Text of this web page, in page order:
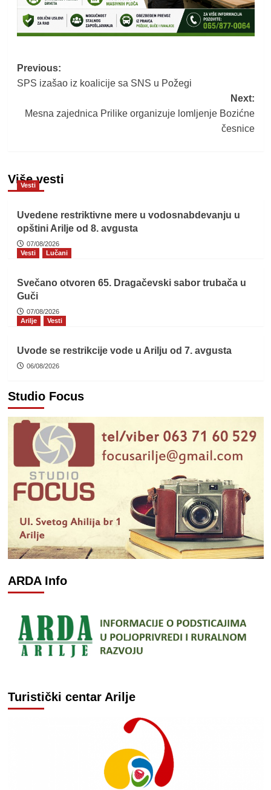
Post
navigation
Previous:
SPS izašao iz koalicije sa SNS u Požegi
Next:
Mesna zajednica Prilike organizuje lomljenje Bozićne
česnice
Više vesti
Vesti
Uvedene restriktivne mere u vodosnabdevanju u
opštini Arilje od 8. avgusta
07/08/2026
Vesti
Lučani
Svečano otvoren 65. Dragačevski sabor trubača u
Guči
07/08/2026
Arilje
Vesti
Uvode se restrikcije vode u Arilju od 7. avgusta
06/08/2026
Studio Focus
ARDA Info
Turistički centar Arilje